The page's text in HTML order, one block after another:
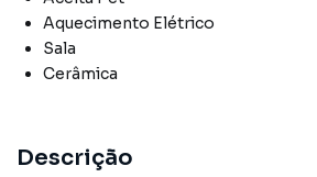
Aquecimento Elétrico
Sala
Cerâmica
Descrição